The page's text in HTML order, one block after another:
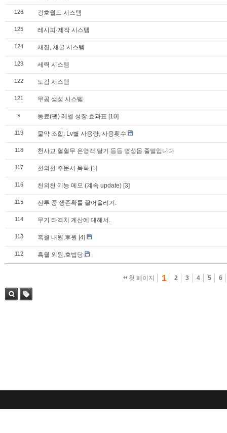
126 강호월드 시스템
125 레시피·제작 시스템
124 채집, 채굴 시스템
123 세력 시스템
122 도감 시스템
121 무공 생성 시스템
» 동료(펫) 레벨 성장 효과표 [10]
119 물약 조합. Lv별 사용량, 사용횟수
118 천사교 혈혈무 은영객 달기 등등 명성몹 줄말입니다
117 천외천 주문서 목록 [1]
116 천외천 기능 메모 (계속 update) [3]
115 전투 중 생존확률 끌어올리기.
114 무기 타격치 계산에 대해서.
113 흑월 내원,후원 [4]
112 흑월 외원,호법당
첫 페이지 1 2 3 4 5 6